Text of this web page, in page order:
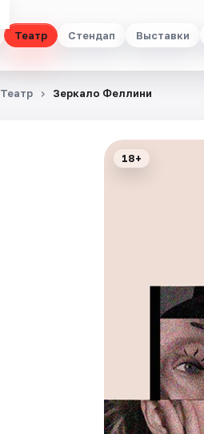
Театр Стендап Выставки
Театр Зеркало Феллини
18+